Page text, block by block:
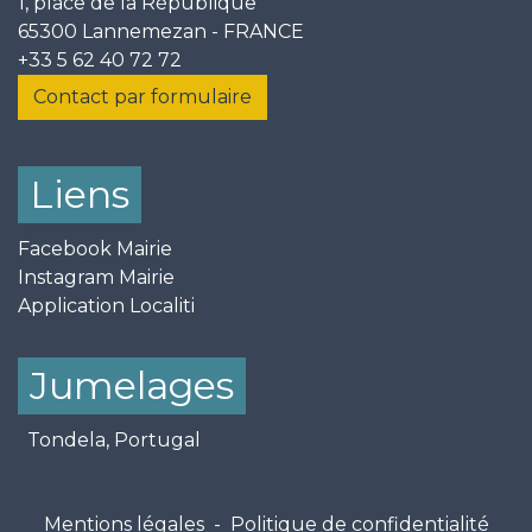
65300 Lannemezan - FRANCE
+33 5 62 40 72 72
Contact par formulaire
Liens
Facebook Mairie
Instagram Mairie
Application Localiti
Jumelages
Tondela, Portugal
Mentions légales - Politique de confidentialité